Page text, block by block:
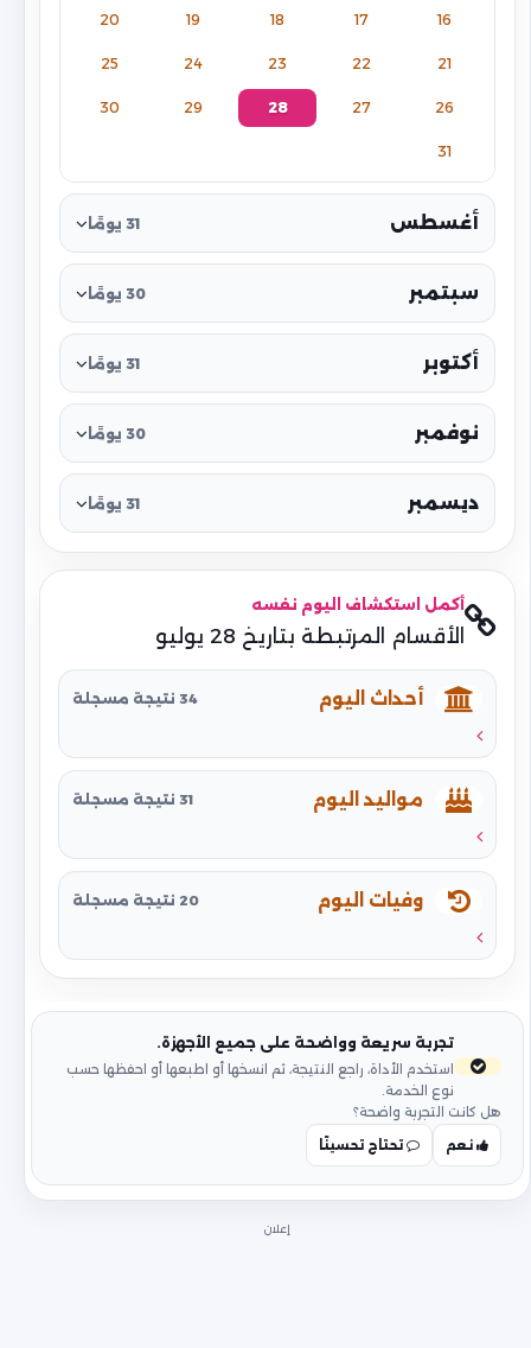
16
17
18
19
20
21
22
23
24
25
26
27
28
29
30
31
أغسطس 31 يومًا
سبتمبر 30 يومًا
أكتوبر 31 يومًا
نوفمبر 30 يومًا
ديسمبر 31 يومًا
أكمل استكشاف اليوم نفسه
الأقسام المرتبطة بتاريخ 28 يوليو
أحداث اليوم 34 نتيجة مسجلة
مواليد اليوم 31 نتيجة مسجلة
وفيات اليوم 20 نتيجة مسجلة
تجربة سريعة وواضحة على جميع الأجهزة.
استخدم الأداة، راجع النتيجة، ثم انسخها أو اطبعها أو احفظها حسب
نوع الخدمة.
هل كانت التجربة واضحة؟
نعم
تحتاج تحسينًا
إعلان